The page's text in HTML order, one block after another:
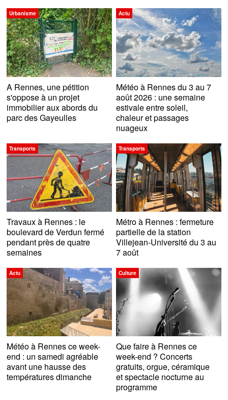
Urbanisme
A Rennes, une pétition
s'oppose à un projet
immobilier aux abords du
parc des Gayeulles
Actu
Météo à Rennes du 3 au 7
août 2026 : une semaine
estivale entre soleil,
chaleur et passages
nuageux
Transports
Travaux à Rennes : le
boulevard de Verdun fermé
pendant près de quatre
semaines
Transports
Métro à Rennes : fermeture
partielle de la station
Villejean-Université du 3 au
7 août
Actu
Météo à Rennes ce week-
end : un samedi agréable
avant une hausse des
températures dimanche
Culture
Que faire à Rennes ce
week-end ? Concerts
gratuits, orgue, céramique
et spectacle nocturne au
programme